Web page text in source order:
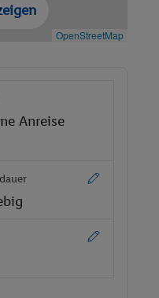
OpenStreetMap
Anreise